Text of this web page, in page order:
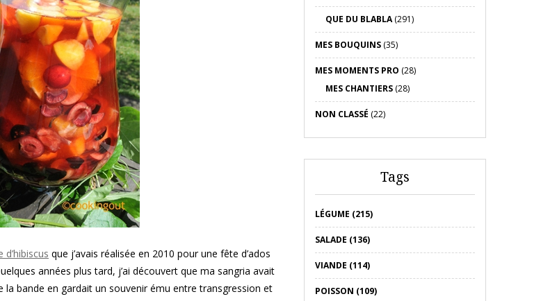
d’hibiscus que j’avais réalisée en 2010 pour une fête d’ados
années plus tard, j’ai découvert que ma sangria avait
bande en gardait un souvenir ému entre transgression et
QUE DU BLABLA(291)
MES BOUQUINS(35)
MES MOMENTS PRO (28)
MES CHANTIERS(28)
NON CLASSÉ (22)
Tags
LÉGUME (215)
SALADE (136)
VIANDE (114)
POISSON (109)